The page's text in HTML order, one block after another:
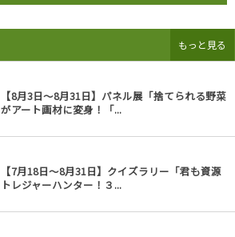
【8月3日～8月31日】パネル展「捨てられる野菜
がアート画材に変身！「...
【7月18日～8月31日】クイズラリー「君も資源
トレジャーハンター！３...
もっと見る